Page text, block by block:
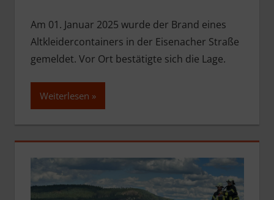
Am 01. Januar 2025 wurde der Brand eines
Altkleidercontainers in der Eisenacher Straße
gemeldet. Vor Ort bestätigte sich die Lage.
Weiterlesen